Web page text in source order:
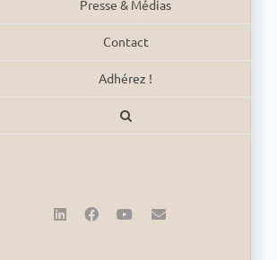
Presse & Médias
Contact
Adhérez !
LinkedInFacebookYouTubeEmail